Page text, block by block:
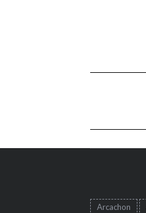
Arcachon